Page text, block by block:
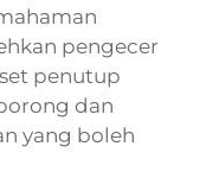
pengecer
penutup
dan
yang boleh